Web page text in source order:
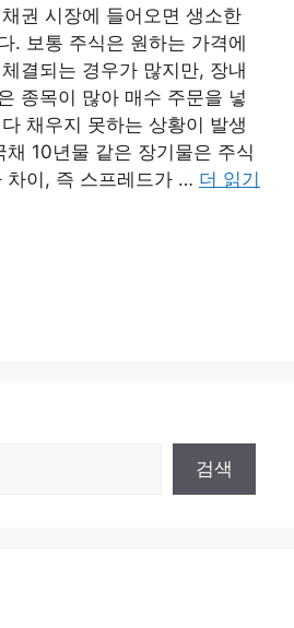
권 시장에 들어오면 생소한
. 보통 주식은 원하는 가격에
결되는 경우가 많지만, 장내
종목이 많아 매수 주문을 넣
채우지 못하는 상황이 발생
10년물 같은 장기물은 주식
차이, 즉 스프레드가 … 더 읽기
검색